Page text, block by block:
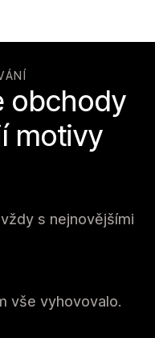
obchody
motivy
s nejnovějšími
vše vyhovovalo.